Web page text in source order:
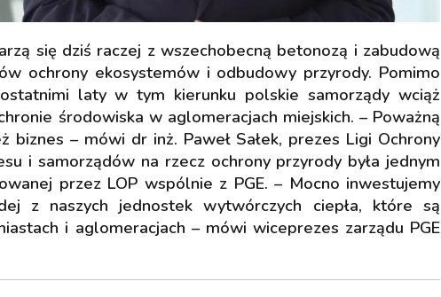
się dziś raczej z wszechobecną betonozą i zabudową
ochrony ekosystemów i odbudowy przyrody. Pomimo
laty w tym kierunku polskie samorządy wciąż
środowiska w aglomeracjach miejskich. – Poważną
– mówi dr inż. Paweł Sałek, prezes Ligi Ochrony
i samorządów na rzecz ochrony przyrody była jednym
przez LOP wspólnie z PGE. – Mocno inwestujemy
z naszych jednostek wytwórczych ciepła, które są
i aglomeracjach – mówi wiceprezes zarządu PGE